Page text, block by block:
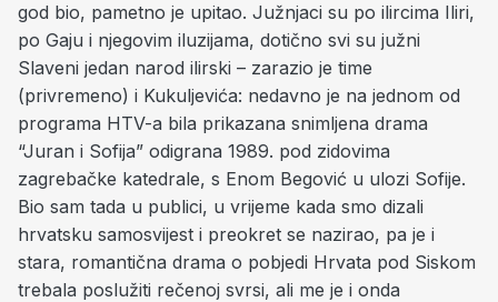
god bio, pametno je upitao. Južnjaci su po ilircima Iliri,
po Gaju i njegovim iluzijama, dotično svi su južni
Slaveni jedan narod ilirski – zarazio je time
(privremeno) i Kukuljevića: nedavno je na jednom od
programa HTV-a bila prikazana snimljena drama
“Juran i Sofija” odigrana 1989. pod zidovima
zagrebačke katedrale, s Enom Begović u ulozi Sofije.
Bio sam tada u publici, u vrijeme kada smo dizali
hrvatsku samosvijest i preokret se nazirao, pa je i
stara, romantična drama o pobjedi Hrvata pod Siskom
trebala poslužiti rečenoj svrsi, ali me je i onda